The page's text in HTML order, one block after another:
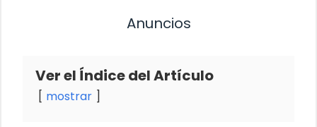
Anuncios
Ver el Índice del Artículo
mostrar